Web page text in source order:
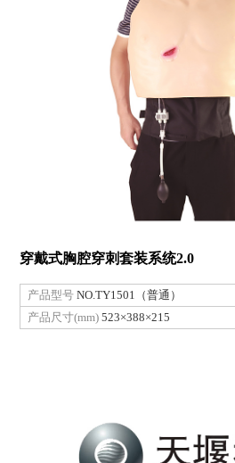
穿戴式胸腔穿刺套装系统2.0
产品型号 NO.TY1501（普通）
产品尺寸(mm) 523×388×215